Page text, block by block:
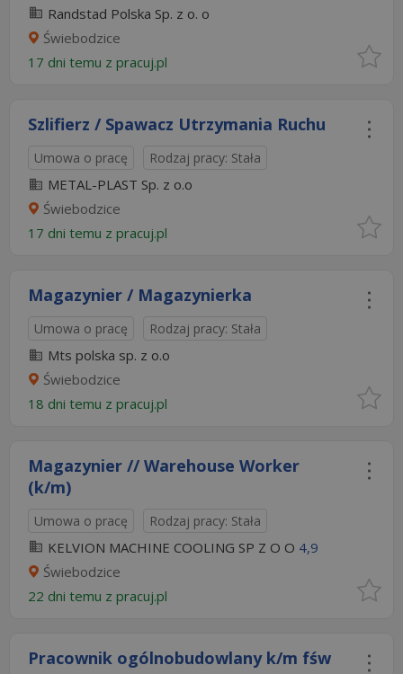
Randstad Polska Sp. z o. o
Świebodzice
17 dni temu z pracuj.pl
Szlifierz / Spawacz Utrzymania Ruchu
Umowa o pracę Rodzaj pracy: Stała
METAL-PLAST Sp. z o.o
Świebodzice
17 dni temu z pracuj.pl
Magazynier / Magazynierka
Umowa o pracę Rodzaj pracy: Stała
Mts polska sp. z o.o
Świebodzice
18 dni temu z pracuj.pl
Magazynier // Warehouse Worker
(k/m)
Umowa o pracę Rodzaj pracy: Stała
KELVION MACHINE COOLING SP Z O O 4,9
Świebodzice
22 dni temu z pracuj.pl
Pracownik ogólnobudowlany k/m fśw